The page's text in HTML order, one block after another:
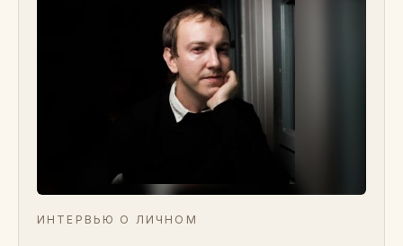
ИНТЕРВЬЮ О ЛИЧНОМ